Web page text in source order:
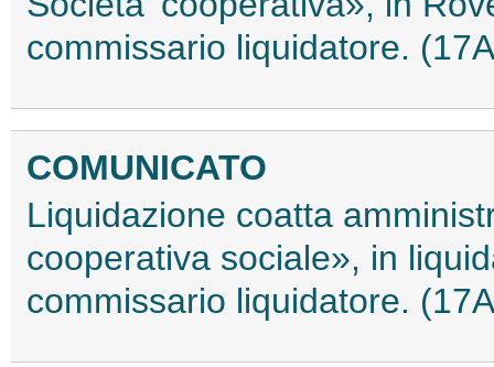
commissario liquidatore.
COMUNICATO
Liquidazione coatta
cooperativa sociale», in
commissario liquidatore.